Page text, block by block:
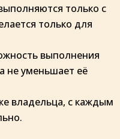
только с
только для
выполнения
не уменьшает её
владельца, с каждым